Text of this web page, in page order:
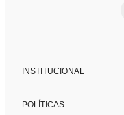
INSTITUCIONAL
Nossas lojas
POLÍTICAS